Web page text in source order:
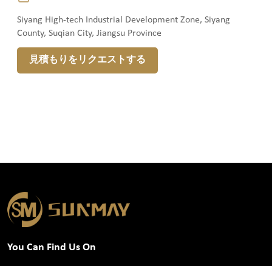
Siyang High-tech Industrial Development Zone, Siyang
County, Suqian City, Jiangsu Province
見積もりをリクエストする
You Can Find Us On